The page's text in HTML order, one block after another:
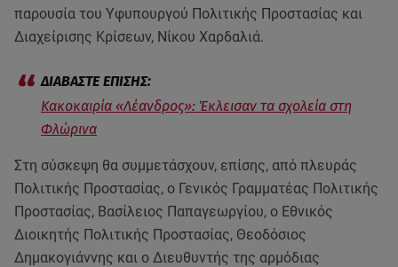
παρουσία του Υφυπουργού Πολιτικής Προστασίας και
Διαχείρισης Κρίσεων, Νίκου Χαρδαλιά.
Κακοκαιρία «Λέανδρος»: Έκλεισαν τα σχολεία στη
Φλώρινα
Στη σύσκεψη θα συμμετάσχουν, επίσης, από πλευράς
Πολιτικής Προστασίας, ο Γενικός Γραμματέας Πολιτικής
Προστασίας, Βασίλειος Παπαγεωργίου, ο Εθνικός
Διοικητής Πολιτικής Προστασίας, Θεοδόσιος
Δημακογιάννης και ο Διευθυντής της αρμόδιας